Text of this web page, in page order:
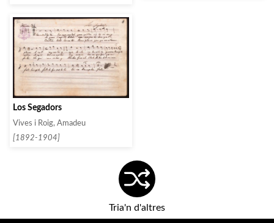
Los Segadors
Vives i Roig, Amadeu
[1892-1904]
Tria'n d'altres